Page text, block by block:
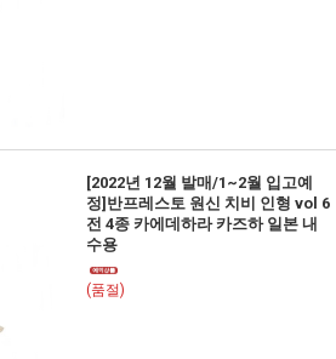
[2022년 12월 발매/1~2월 입고예
정]반프레스토 원신 치비 인형 vol 6
전 4종 카에데하라 카즈하 일본 내
수용
(품절)